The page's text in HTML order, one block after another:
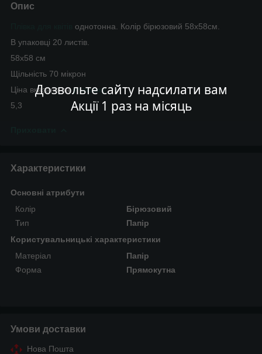
Дозвольте сайту надсилати вам
Акції 1 раз на місяць
Опис
однотонна. Колір бірюзовий 58х58см.
В упаковці 20 листів.
58х58 см
Щільність 70 мікрон
Ціна вказана заупаковку.
5,3
Характеристики
Основні атрибути
Колір
Бірюзовий
Тип
Папір
Користувальницькі характеристики
Матеріал
Папір
Форма
Прямокутна
Умови доставки
Нова Пошта